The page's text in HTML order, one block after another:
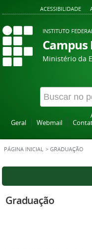
ACESSIBILIDADE
INSTITUTO
Campus
Ministério da
Geral
Webmail
PÁGINA INICIAL > GRADUAÇÃO
Graduação